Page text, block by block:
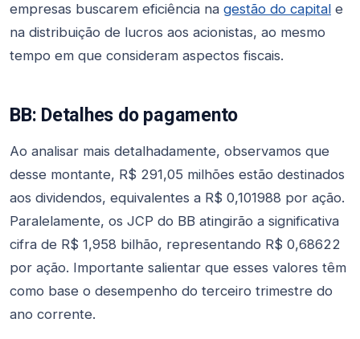
empresas buscarem eficiência na gestão do capital e
na distribuição de lucros aos acionistas, ao mesmo
tempo em que consideram aspectos fiscais.
BB: Detalhes do pagamento
Ao analisar mais detalhadamente, observamos que
desse montante, R$ 291,05 milhões estão destinados
aos dividendos, equivalentes a R$ 0,101988 por ação.
Paralelamente, os JCP do BB atingirão a significativa
cifra de R$ 1,958 bilhão, representando R$ 0,68622
por ação. Importante salientar que esses valores têm
como base o desempenho do terceiro trimestre do
ano corrente.